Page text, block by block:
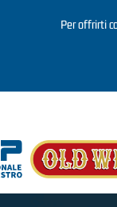
Per offrirti